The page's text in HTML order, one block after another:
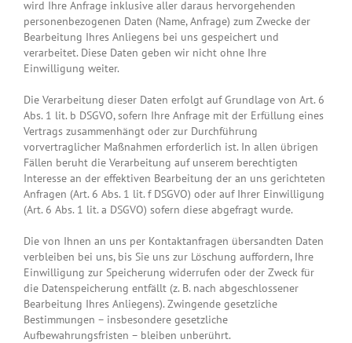
wird Ihre Anfrage inklusive aller daraus hervorgehenden
personenbezogenen Daten (Name, Anfrage) zum Zwecke der
Bearbeitung Ihres Anliegens bei uns gespeichert und
verarbeitet. Diese Daten geben wir nicht ohne Ihre
Einwilligung weiter.
Die Verarbeitung dieser Daten erfolgt auf Grundlage von Art. 6
Abs. 1 lit. b DSGVO, sofern Ihre Anfrage mit der Erfüllung eines
Vertrags zusammenhängt oder zur Durchführung
vorvertraglicher Maßnahmen erforderlich ist. In allen übrigen
Fällen beruht die Verarbeitung auf unserem berechtigten
Interesse an der effektiven Bearbeitung der an uns gerichteten
Anfragen (Art. 6 Abs. 1 lit. f DSGVO) oder auf Ihrer Einwilligung
(Art. 6 Abs. 1 lit. a DSGVO) sofern diese abgefragt wurde.
Die von Ihnen an uns per Kontaktanfragen übersandten Daten
verbleiben bei uns, bis Sie uns zur Löschung auffordern, Ihre
Einwilligung zur Speicherung widerrufen oder der Zweck für
die Datenspeicherung entfällt (z. B. nach abgeschlossener
Bearbeitung Ihres Anliegens). Zwingende gesetzliche
Bestimmungen – insbesondere gesetzliche
Aufbewahrungsfristen – bleiben unberührt.